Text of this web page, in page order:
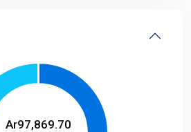
Ar97,869.70